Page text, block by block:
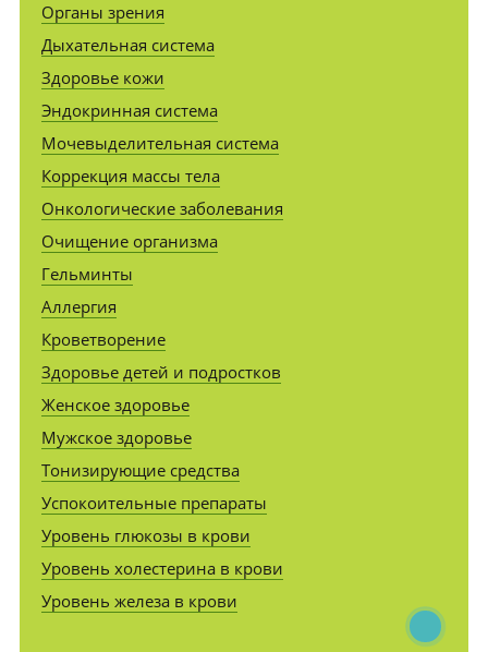
Органы зрения
Дыхательная система
Здоровье кожи
Эндокринная система
Мочевыделительная система
Коррекция массы тела
Онкологические заболевания
Очищение организма
Гельминты
Аллергия
Кроветворение
Здоровье детей и подростков
Женское здоровье
Мужское здоровье
Тонизирующие средства
Успокоительные препараты
Уровень глюкозы в крови
Уровень холестерина в крови
Уровень железа в крови